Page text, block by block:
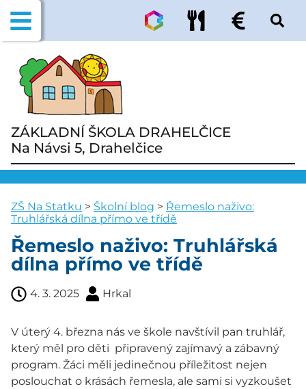
ZÁKLADNÍ ŠKOLA DRAHELČICE
Na Návsi 5, Drahelčice
ZŠ Na Statku > Školní blog > Řemeslo naživo:
Truhlářská dílna přímo ve třídě
Řemeslo naživo: Truhlářská
dílna přímo ve třídě
4. 3. 2025 Hrkal
V úterý 4. března nás ve škole navštívil pan truhlář,
který měl pro děti připravený zajímavý a zábavný
program. Žáci měli jedinečnou příležitost nejen
poslouchat o krásách řemesla, ale sami si vyzkoušet